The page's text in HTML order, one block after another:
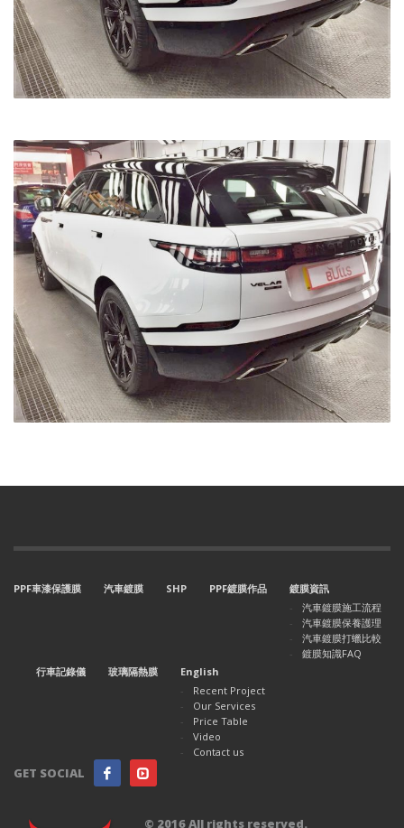
PPF車漆保護膜 汽車鍍膜 SHP PPF鍍膜作品
鍍膜資訊
汽車鍍膜施工流程
汽車鍍膜保養護理
汽車鍍膜打蠟比較
鍍膜知識FAQ
行車記錄儀
玻璃隔熱膜
English
Recent Project
Our Services
Price Table
Video
Contact us
GET SOCIAL
© 2016 All rights reserved.